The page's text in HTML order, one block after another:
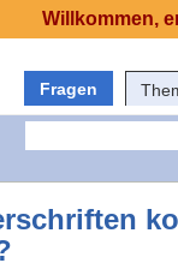
Fragen
Willkommen,